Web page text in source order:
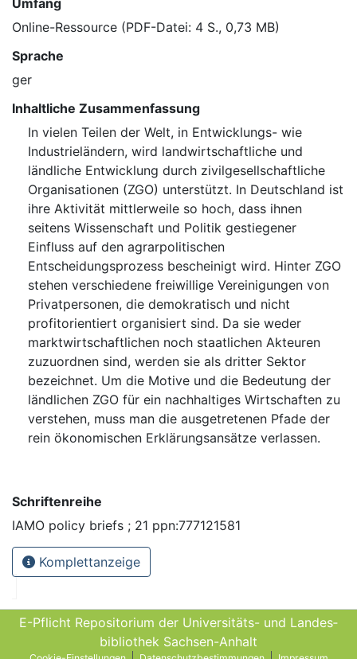
Umfang
Online-Ressource (PDF-Datei: 4 S., 0,73 MB)
Sprache
ger
Inhaltliche Zusammenfassung
In vielen Teilen der Welt, in Entwicklungs- wie
Industrieländern, wird landwirtschaftliche und
ländliche Entwicklung durch zivilgesellschaftliche
Organisationen (ZGO) unterstützt. In Deutschland ist
ihre Aktivität mittlerweile so hoch, dass ihnen
seitens Wissenschaft und Politik gestiegener
Einfluss auf den agrarpolitischen
Entscheidungsprozess bescheinigt wird. Hinter ZGO
stehen verschiedene freiwillige Vereinigungen von
Privatpersonen, die demokratisch und nicht
profitorientiert organisiert sind. Da sie weder
marktwirtschaftlichen noch staatlichen Akteuren
zuzuordnen sind, werden sie als dritter Sektor
bezeichnet. Um die Motive und die Bedeutung der
ländlichen ZGO für ein nachhaltiges Wirtschaften zu
verstehen, muss man die ausgetretenen Pfade der
rein ökonomischen Erklärungsansätze verlassen.
Schriftenreihe
IAMO policy briefs ; 21 ppn:777121581
Komplettanzeige
E-Pflicht Repositorium der Universitäts- und Landes­
bibliothek Sachsen-Anhalt